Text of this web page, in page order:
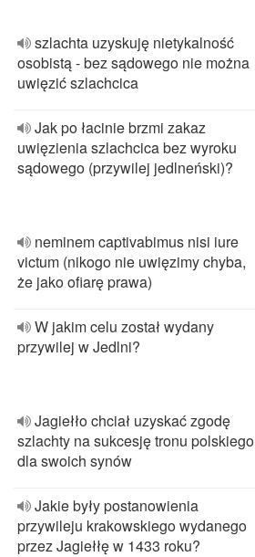
szlachta uzyskuję nietykalność
osobistą - bez sądowego nie można
uwięzić szlachcica
Jak po łacinie brzmi zakaz
uwięzienia szlachcica bez wyroku
sądowego (przywilej jedlneński)?
neminem captivabimus nisi iure
victum (nikogo nie uwięzimy chyba,
że jako ofiarę prawa)
W jakim celu został wydany
przywilej w Jedlni?
Jagiełło chciał uzyskać zgodę
szlachty na sukcesję tronu polskiego
dla swoich synów
Jakie były postanowienia
przywileju krakowskiego wydanego
przez Jagiełłę w 1433 roku?